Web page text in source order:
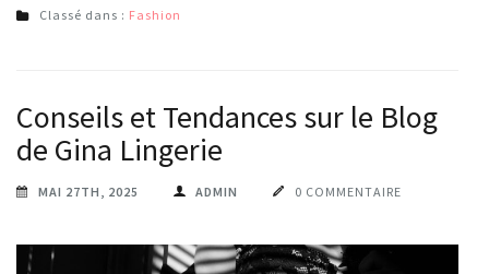
Classé dans : Fashion
Conseils et Tendances sur le Blog
de Gina Lingerie
MAI 27TH, 2025 ADMIN 0 COMMENTAIRE